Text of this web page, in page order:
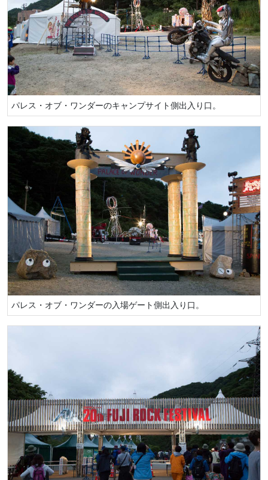
パレス・オブ・ワンダーのキャンプサイト側出入り口。
パレス・オブ・ワンダーの入場ゲート側出入り口。